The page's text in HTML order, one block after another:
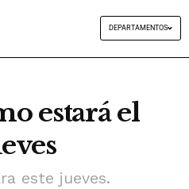
DEPARTAMENTOS
estará el
este jueves.